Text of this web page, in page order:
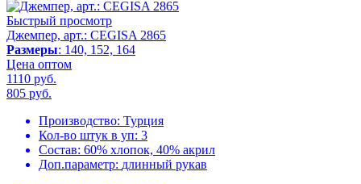
Быстрый просмотр
Джемпер, арт.: CEGISA 2865
Размеры: 140, 152, 164
Цена оптом
1110 руб.
805 руб.
Производство: Турция
Кол-во штук в уп: 3
Состав: 60% хлопок, 40% акрил
Доп.параметр: длинный рукав